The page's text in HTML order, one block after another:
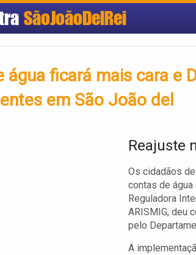
SãoJoãoDelRei
água ficará mais cara e
em São João del
Reajuste
Os cidadãos
contas de
Reguladora
ARISMIG, deu
pelo
A